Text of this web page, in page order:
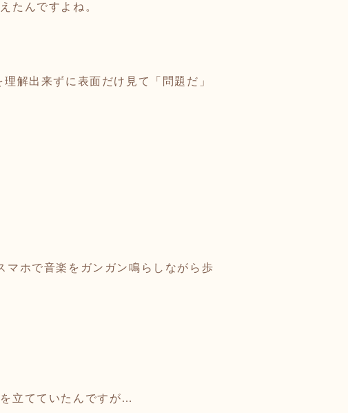
たんですよね。
解出来ずに表面だけ見て「問題だ」
マホで音楽をガンガン鳴らしながら歩
立てていたんですが…